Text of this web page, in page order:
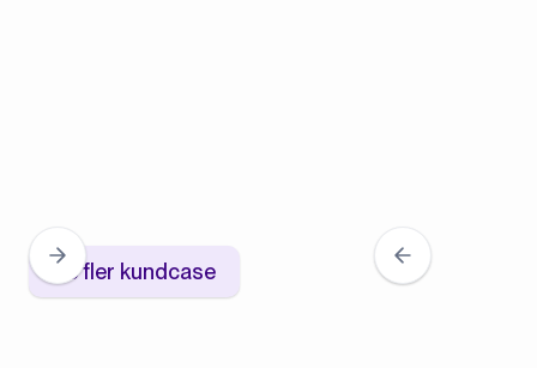
Se fler kundcase